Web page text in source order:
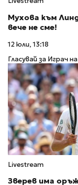
Мухова към
вече не сме!
12 юли, 13:18
Гласувай за Играч
Livestream
Зверев има